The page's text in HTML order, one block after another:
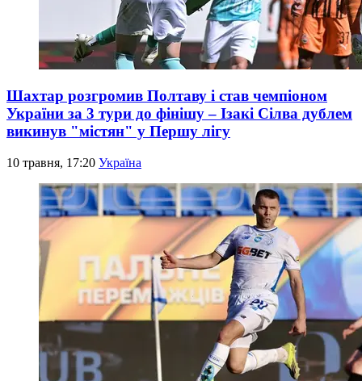
Шахтар розгромив Полтаву і став чемпіоном
України за 3 тури до фінішу – Ізакі Сілва дублем
викинув "містян" у Першу лігу
10 травня, 17:20 Україна